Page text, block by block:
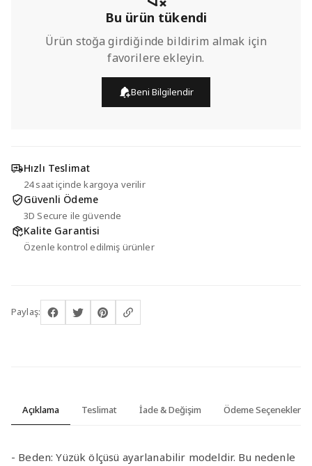
Bu ürün tükendi
Ürün stoğa girdiğinde bildirim almak için
favorilere ekleyin.
Beni Bilgilendir
Hızlı Teslimat
24 saat içinde kargoya verilir
Güvenli Ödeme
3D Secure ile güvende
Kalite Garantisi
Özenle kontrol edilmiş ürünler
Paylaş:
Açıklama Teslimat İade & Değişim Ödeme Seçenekleri
- Beden:Yüzük ölçüsü ayarlanabilir modeldir. Bu nedenle